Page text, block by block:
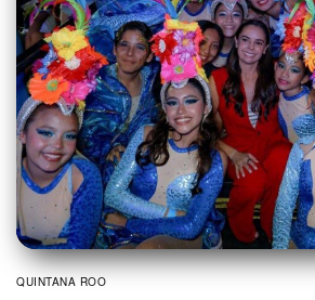
QUINTANA ROO